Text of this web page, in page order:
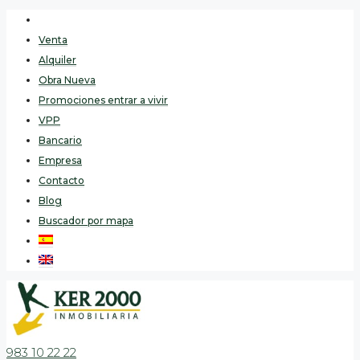
Venta
Alquiler
Obra Nueva
Promociones entrar a vivir
VPP
Bancario
Empresa
Contacto
Blog
Buscador por mapa
983 10 22 22